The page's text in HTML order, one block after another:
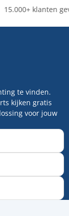
15.000+ klanten
te vinden.
kijken gratis
voor jouw